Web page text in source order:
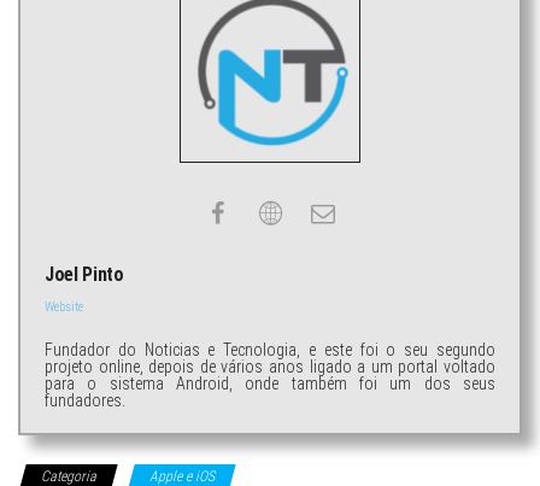
Joel Pinto
Website
Fundador do Noticias e Tecnologia, e este foi o seu segundo
projeto online, depois de vários anos ligado a um portal voltado
para o sistema Android, onde também foi um dos seus
fundadores.
Categoria Apple e iOS